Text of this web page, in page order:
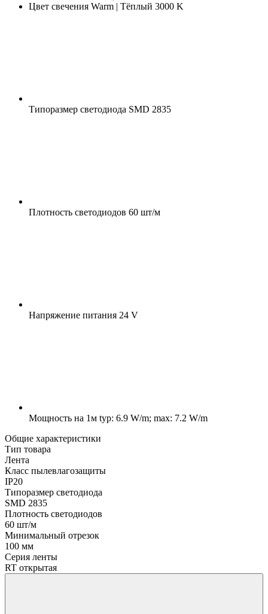
Цвет свечения Warm | Тёплый 3000 K
Типоразмер светодиода SMD 2835
Плотность светодиодов 60 шт/м
Напряжение питания 24 V
Мощность на 1м typ: 6.9 W/m; max: 7.2 W/m
Общие характеристики
Тип товара
Лента
Класс пылевлагозащиты
IP20
Типоразмер светодиода
SMD 2835
Плотность светодиодов
60 шт/м
Минимальный отрезок
100 мм
Серия ленты
RT открытая